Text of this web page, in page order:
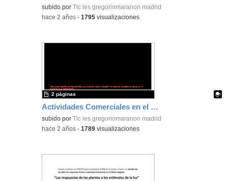
Contenido educativo.
subido porTic ies gregoriomaranon madrid
-hace 2 años -1795 visualizaciones
Actividades Comerciales en el IESGM
Contenido educativo.
subido porTic ies gregoriomaranon madrid
2 páginas
-hace 2 años -1789 visualizaciones